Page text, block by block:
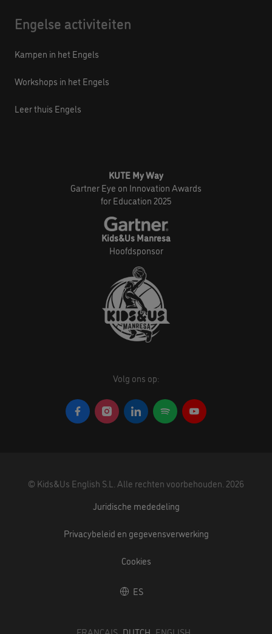
Engelse activiteiten
Kampen in het Engels
Workshops in het Engels
Leer thuis Engels
KUTE My Way
Gartner Eye on Innovation Awards
for Education 2025
Kids&Us Manresa
Hoofdsponsor
Volg ons op:
ES
© Kids&Us English S.L. Alle rechten voorbehouden. 2026
Juridische mededeling
Privacybeleid en gegevensverwerking
Cookies